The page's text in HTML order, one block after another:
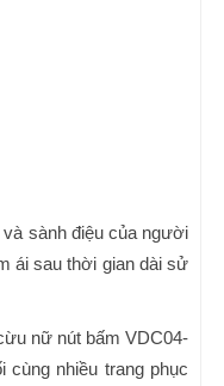
sành điệu của người
ái sau thời gian dài sử
nữ nút bấm VDC04-
nhiều trang phục